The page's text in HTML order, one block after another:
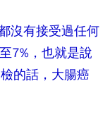
沒有接受過任何
7%，也就是說
的話，大腸癌